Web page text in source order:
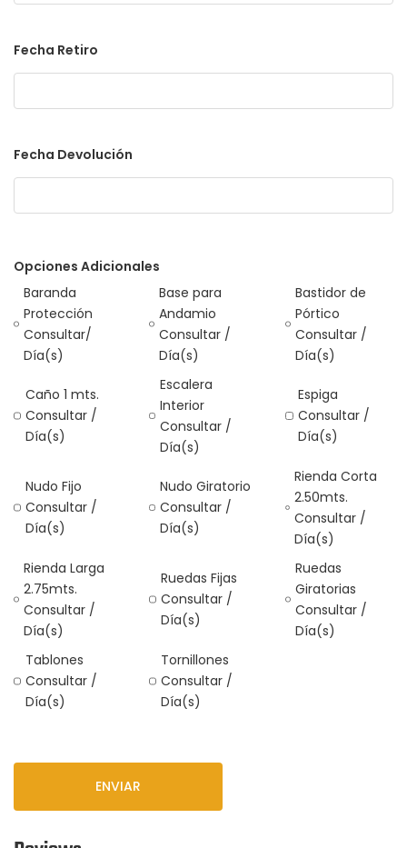
Fecha Retiro
Fecha Devolución
Opciones Adicionales
Baranda
Protección
Consultar/
Día(s)
Base para
Andamio
Consultar /
Día(s)
Bastidor de
Pórtico
Consultar /
Día(s)
Caño 1 mts.
Consultar /
Día(s)
Escalera
Interior
Consultar /
Día(s)
Espiga
Consultar /
Día(s)
Nudo Fijo
Consultar /
Día(s)
Nudo Giratorio
Consultar /
Día(s)
Rienda Corta
2.50mts.
Consultar /
Día(s)
Rienda Larga
2.75mts.
Consultar /
Día(s)
Ruedas Fijas
Consultar /
Día(s)
Ruedas
Giratorias
Consultar /
Día(s)
Tablones
Consultar /
Día(s)
Tornillones
Consultar /
Día(s)